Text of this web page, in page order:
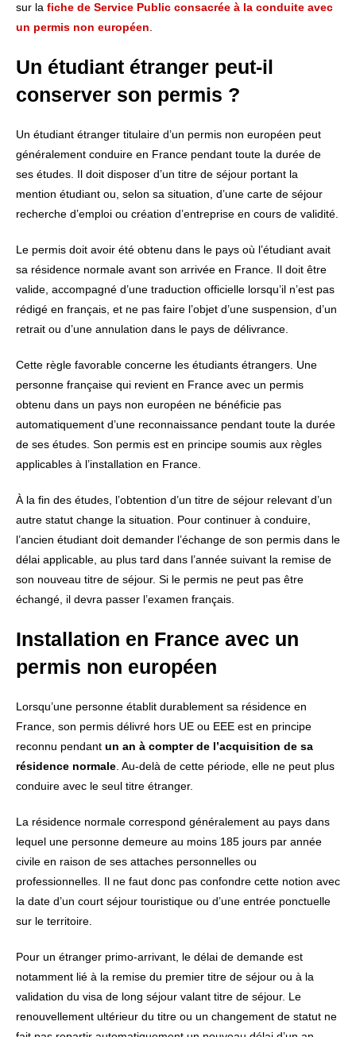
sur la fiche de Service Public consacrée à la conduite avec
un permis non européen
Un étudiant étranger peut-il
conserver son permis ?
Un étudiant étranger titulaire d’un permis non européen peut
généralement conduire en France pendant toute la durée de
ses études. Il doit disposer d’un titre de séjour portant la
mention étudiant ou, selon sa situation, d’une carte de séjour
recherche d’emploi ou création d’entreprise en cours de validité.
Le permis doit avoir été obtenu dans le pays où l’étudiant avait
sa résidence normale avant son arrivée en France. Il doit être
valide, accompagné d’une traduction officielle lorsqu’il n’est pas
rédigé en français, et ne pas faire l’objet d’une suspension, d’un
retrait ou d’une annulation dans le pays de délivrance.
Cette règle favorable concerne les étudiants étrangers. Une
personne française qui revient en France avec un permis
obtenu dans un pays non européen ne bénéficie pas
automatiquement d’une reconnaissance pendant toute la durée
de ses études. Son permis est en principe soumis aux règles
applicables à l’installation en France.
À la fin des études, l’obtention d’un titre de séjour relevant d’un
autre statut change la situation. Pour continuer à conduire,
l’ancien étudiant doit demander l’échange de son permis dans le
délai applicable, au plus tard dans l’année suivant la remise de
son nouveau titre de séjour. Si le permis ne peut pas être
échangé, il devra passer l’examen français.
Installation en France avec un
permis non européen
Lorsqu’une personne établit durablement sa résidence en
France, son permis délivré hors UE ou EEE est en principe
reconnu pendant un an à compter de l’acquisition de sa
résidence normale . Au-delà de cette période, elle ne peut plus
conduire avec le seul titre étranger.
La résidence normale correspond généralement au pays dans
lequel une personne demeure au moins 185 jours par année
civile en raison de ses attaches personnelles ou
professionnelles. Il ne faut donc pas confondre cette notion avec
la date d’un court séjour touristique ou d’une entrée ponctuelle
sur le territoire.
Pour un étranger primo-arrivant, le délai de demande est
notamment lié à la remise du premier titre de séjour ou à la
validation du visa de long séjour valant titre de séjour. Le
renouvellement ultérieur du titre ou un changement de statut ne